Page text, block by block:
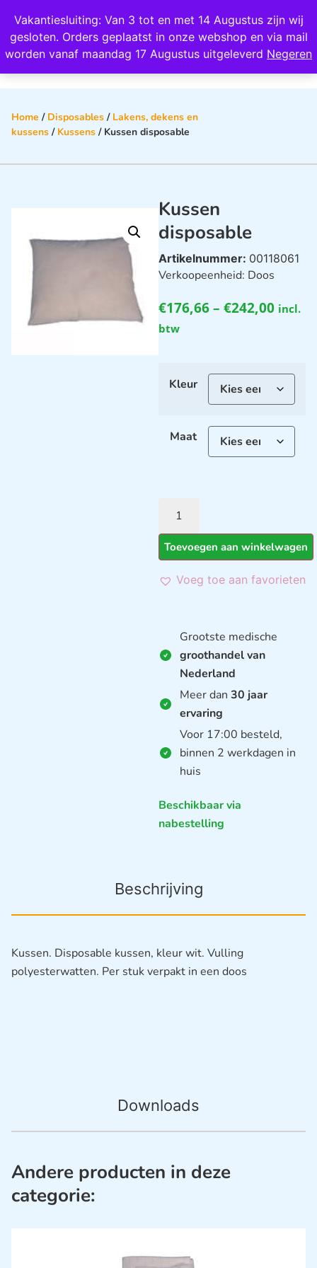
Vakantiesluiting: Van 3 tot en met 14 Augustus zijn wij
gesloten. Orders geplaatst in onze webshop en via mail
worden vanaf maandag 17 Augustus uitgeleverd Negeren
Wij scoren een 4,8 op Google
Home / Disposables / Lakens, dekens en
kussens / Kussens / Kussen disposable
Kussen
disposable
Artikelnummer: 00118061
Verkoopeenheid: Doos
€176,66– €242,00 incl.
btw
Kleur
Maat
Toevoegen aan winkelwagen
Voeg toe aan favorieten
Grootste medische
groothandel van
Nederland
Meer dan 30 jaar
ervaring
Voor 17:00 besteld,
binnen 2 werkdagen in
huis
Beschikbaar via
nabestelling
Beschrijving
Downloads
Kussen. Disposable kussen, kleur wit. Vulling
polyesterwatten. Per stuk verpakt in een doos
Andere producten in deze
categorie: